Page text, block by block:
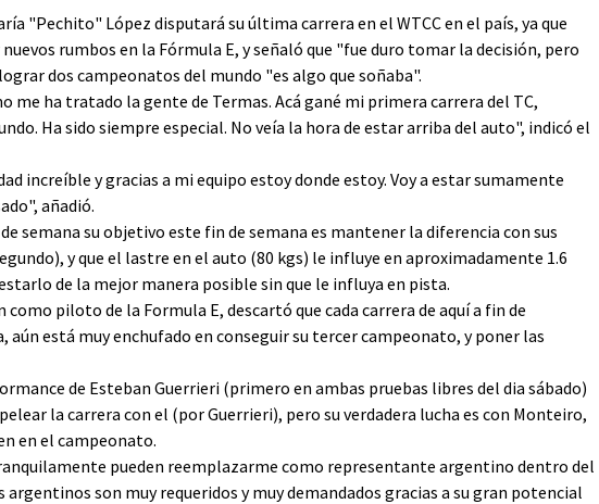
"Pechito" López disputará su última carrera en el WTCC en el país, ya que
rumbos en la Fórmula E, y señaló que "fue duro tomar la decisión, pero
dos campeonatos del mundo "es algo que soñaba".
me ha tratado la gente de Termas. Acá gané mi primera carrera del TC,
Ha sido siempre especial. No veía la hora de estar arriba del auto", indicó el
increíble y gracias a mi equipo estoy donde estoy. Voy a estar sumamente
añadió.
semana su objetivo este fin de semana es mantener la diferencia con sus
y que el lastre en el auto (80 kgs) le influye en aproximadamente 1.6
de la mejor manera posible sin que le influya en pista.
piloto de la Formula E, descartó que cada carrera de aquí a fin de
aún está muy enchufado en conseguir su tercer campeonato, y poner las
de Esteban Guerrieri (primero en ambas pruebas libres del dia sábado)
la carrera con el (por Guerrieri), pero su verdadera lucha es con Monteiro,
en el campeonato.
pueden reemplazarme como representante argentino dentro del
son muy requeridos y muy demandados gracias a su gran potencial